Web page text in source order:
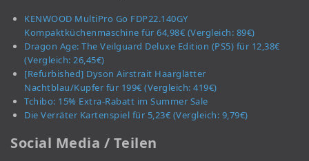
KENWOOD MultiPro Go FDP22.140GY
Kompaktküchenmaschine für 64,98€ (Vergleich: 89€)
Dragon Age: The Veilguard Deluxe Edition (PS5) für 12,38€
(Vergleich: 26,45€)
[Refurbished] Dyson Airstrait Haarglätter
Nachtblau/Kupfer für 199€ (Vergleich: 419€)
Tchibo: 15% Extra-Rabatt im Summer Sale
Die Verräter Kartenspiel für 5,23€ (Vergleich: 9,79€)
Social Media / Teilen